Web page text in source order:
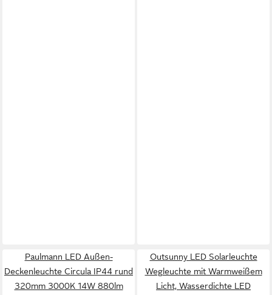
Paulmann LED Außen-
Deckenleuchte Circula IP44 rund
320mm 3000K 14W 880lm
Outsunny LED Solarleuchte
Wegleuchte mit Warmweißem
Licht, Wasserdichte LED